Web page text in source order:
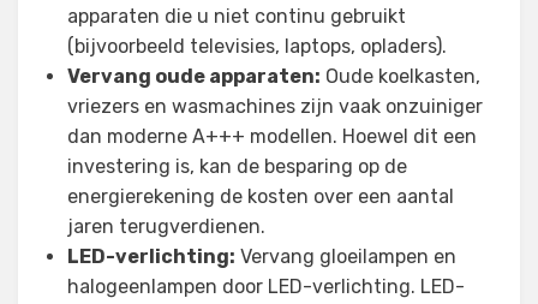
apparaten die u niet continu gebruikt
(bijvoorbeeld televisies, laptops, opladers).
Vervang oude apparaten: Oude koelkasten,
vriezers en wasmachines zijn vaak onzuiniger
dan moderne A+++ modellen. Hoewel dit een
investering is, kan de besparing op de
energierekening de kosten over een aantal
jaren terugverdienen.
LED-verlichting: Vervang gloeilampen en
halogeenlampen door LED-verlichting. LED-